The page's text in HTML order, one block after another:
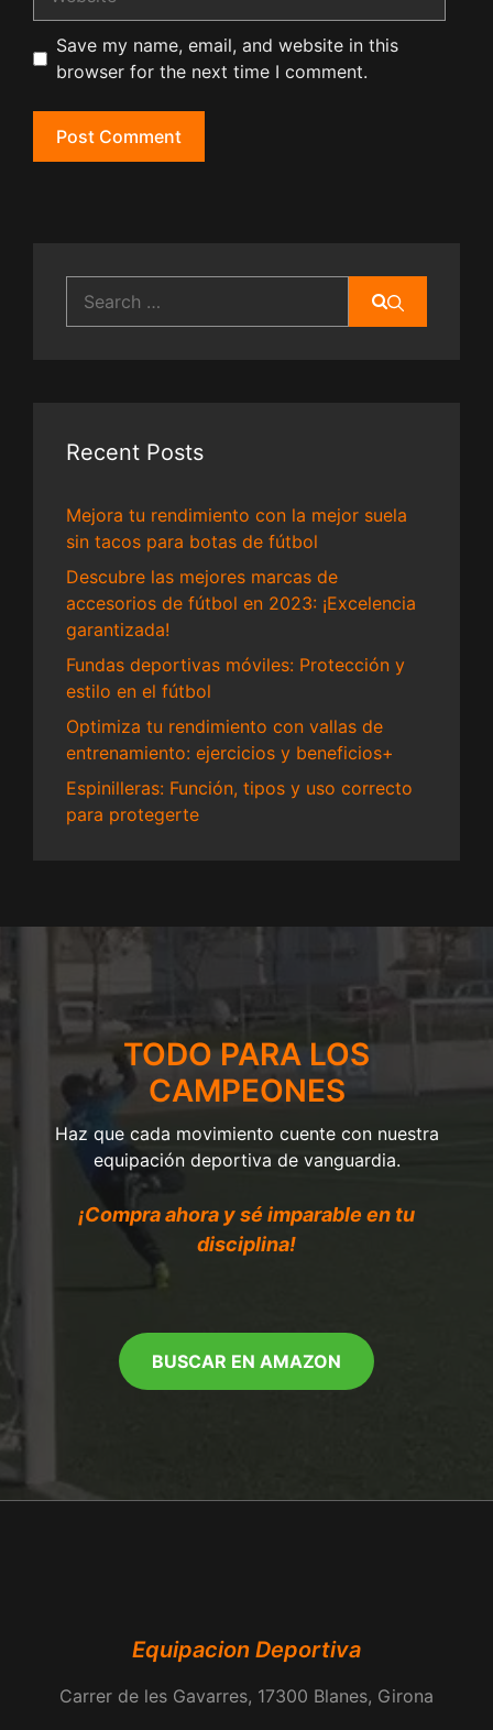
Save my name, email, and website in this
browser for the next time I comment.
for:
Recent Posts
Mejora tu rendimiento con la mejor suela
sin tacos para botas de fútbol
Descubre las mejores marcas de
accesorios de fútbol en 2023: ¡Excelencia
garantizada!
Fundas deportivas móviles: Protección y
estilo en el fútbol
Optimiza tu rendimiento con vallas de
entrenamiento: ejercicios y beneficios+
Espinilleras: Función, tipos y uso correcto
para protegerte
TODO PARA LOS
CAMPEONES
Haz que cada movimiento cuente con nuestra
equipación deportiva de vanguardia.
¡Compra ahora y sé imparable en tu
disciplina!
BUSCAR EN AMAZON
Equipacion Deportiva
Carrer de les Gavarres, 17300 Blanes, Girona